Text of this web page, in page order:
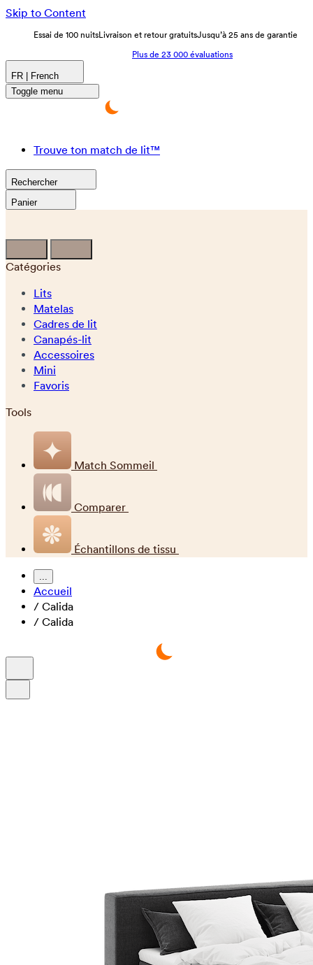
Skip to Content
Essai de 100 nuitsLivraison et retour gratuitsJusqu’à 25 ans de garantie
Plus de 23 000 évaluations
FR | French
Toggle menu
Trouve ton match de lit™
Rechercher
Panier
Catégories
Lits
Matelas
Cadres de lit
Canapés-lit
Accessoires
Mini
Favoris
Tools
Match Sommeil
Comparer
Échantillons de tissu
...
Accueil
/ Calida
/ Calida